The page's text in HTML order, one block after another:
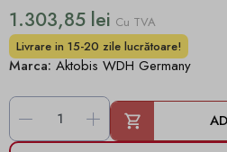
1.303,85 lei Cu TVA
Livrare in 15-20 zile lucrătoare!
Marca: Aktobis WDH Germany
- +